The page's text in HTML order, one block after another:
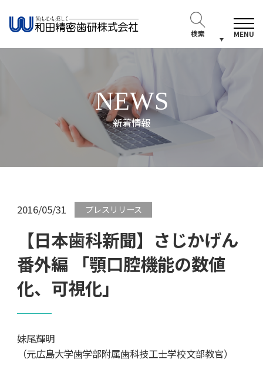
検索 MENU
NEWS
新着情報
2016/05/31 プレスリリース
【日本歯科新聞】さじかげん
番外編 「顎口腔機能の数値
化、可視化」
妹尾輝明
（元広島大学歯学部附属歯科技工士学校文部教官）